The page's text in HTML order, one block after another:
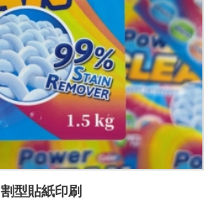
割型貼紙印刷